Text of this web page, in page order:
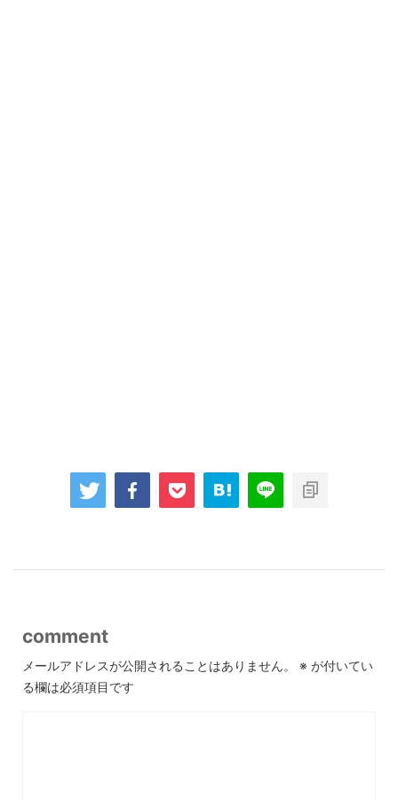
comment
メールアドレスが公開されることはありません。 ※ が付いてい
る欄は必須項目です